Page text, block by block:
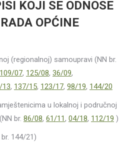
KOJI SE ODNOSE
OPĆINE
(regionalnoj) samoupravi (NN br.
109/07, 125/08, 36/09,
13, 137/15, 123/17, 98/19, 144/20
u lokalnoj i područnoj
br. 86/08, 61/11, 04/18, 112/19 )
144/21)